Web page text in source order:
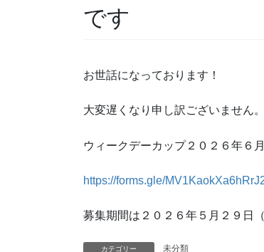
です
お世話になっております！
大変遅くなり申し訳ございません。
ウィークデーカップ２０２６年６
https://forms.gle/
募集期間は２０２６年５月２９日
カテゴリー 未分類